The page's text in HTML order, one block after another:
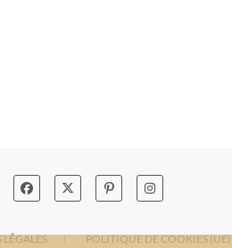
POLITIQUE DE COOKIES (UE)